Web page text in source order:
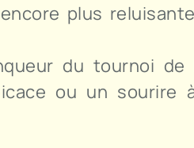
plus
du tournoi de
ou un